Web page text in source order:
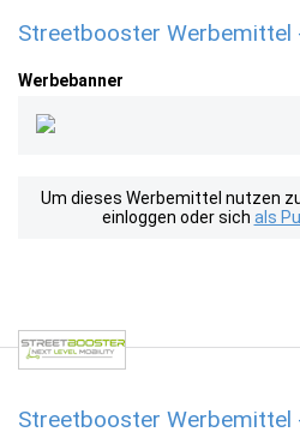
Streetbooster Werbemittel
Werbebanner
Um dieses Werbemittel nutzen
einloggen oder sich als
Streetbooster Werbemittel